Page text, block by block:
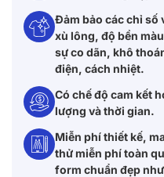
Đảm bảo các chỉ số
xù lông, độ bền
sự co dãn, khô
điện, cách nhiệt.
Có chế độ cam kết
lượng và thời gian.
Miễn phí thiết kế,
thử miễn phí toàn
form chuẩn đẹp